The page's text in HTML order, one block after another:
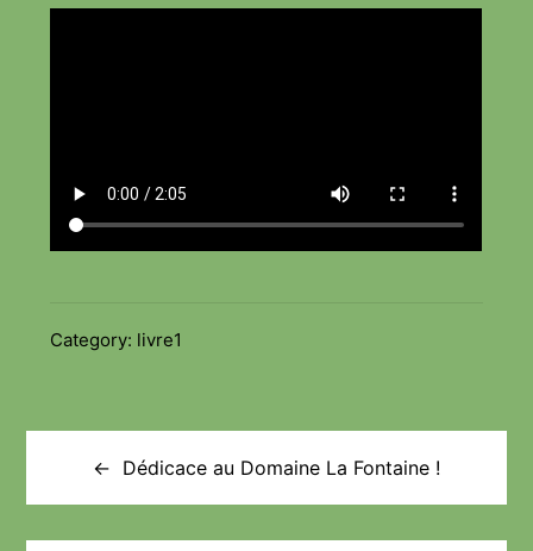
Category: livre1
Navigation
l’article
Dédicace au Domaine La Fontaine !